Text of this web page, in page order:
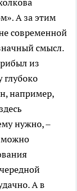
А за этим
современной
смысл.
из
глубоко
например,
нужно, –
можно
А в